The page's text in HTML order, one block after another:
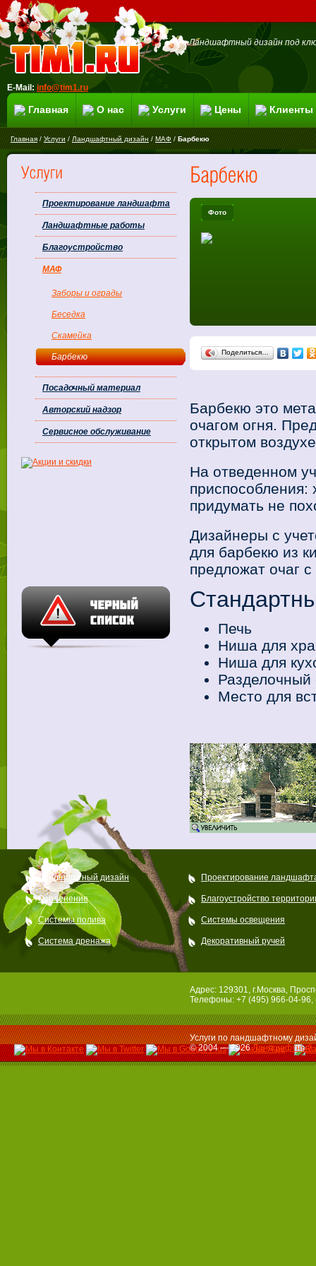
Ландшафтный дизайн под
E-Mail: info@tim1.ru
Главная О нас Услуги Цены Клиенты
Главная/Услуги/Ландшафтный дизайн/МАФ/Барбекю
Фото
Поделиться…
Барбекю это
очагом огня.
открытом
На отведенном
придумать не
Дизайнеры с
для барбекю из
предложат очаг
Печь
Ниша для
Ниша для
Разделочный
Место для
Проектирование ландшафта
Ландшафтные работы
Благоустройство
МАФ
Заборы и ограды
Беседка
Скамейка
Барбекю
Посадочный материал
Авторский надзор
Сервисное обслуживание
Ландшафтный дизайн Проектирование
Озеленение Благоустройство
Системы полива Системы освещения
Система дренажа Декоративный ручей
Адрес: 129301, г.Москва,
Телефоны: +7 (495) 966-04-96,
Услуги по ландшафтному
© 2004 — 2026Ландшафтный